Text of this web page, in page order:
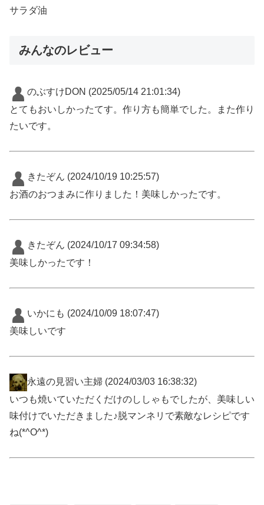
サラダ油
みんなのレビュー
のぶすけDON (2025/05/14 21:01:34)
とてもおいしかったてす。作り方も簡単でした。また作り
たいです。
きたぞん (2024/10/19 10:25:57)
お酒のおつまみに作りました！美味しかったです。
きたぞん (2024/10/17 09:34:58)
美味しかったです！
いかにも (2024/10/09 18:07:47)
美味しいです
永遠の見習い主婦 (2024/03/03 16:38:32)
いつも焼いていただくだけのししゃもでしたが、美味しい
味付けでいただきました♪脱マンネリで素敵なレシピです
ね(*^O^*)